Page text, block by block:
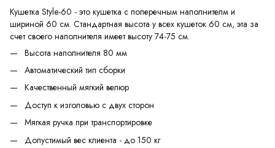
Кушетка Style-60 - это кушетка с поперечным наполнителм и
шириной 60 см. Стандартная высота у всех кушеток 60 см, эта за
счет своего наполнителя имеет высоту 74-75 см.
Высота наполнителя 80 мм
Автоматический тип сборки
Качественный мягкий велюр
Доступ к изголовью с двух сторон
Мягкая ручка при транспортировке
Допустимый вес клиента - до 150 кг